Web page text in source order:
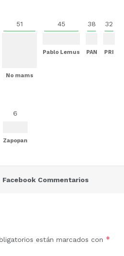
51
No mams
45
Pablo Lemus
38
PAN
32
PRI
6
Zapopan
Facebook Commentarios
están marcados con *